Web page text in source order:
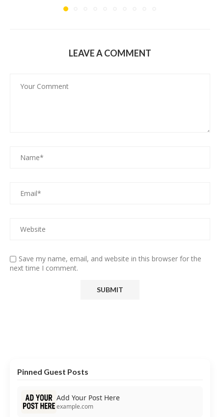
LEAVE A COMMENT
Save my name, email, and website in this browser for the
next time I comment.
Pinned Guest Posts
Add Your Post Here
example.com